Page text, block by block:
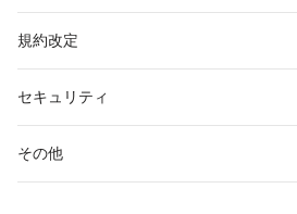
規約改定
セキュリティ
その他